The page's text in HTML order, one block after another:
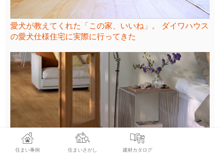
愛犬が教えてくれた「この家、いいね」。 ダイワハウス
の愛犬仕様住宅に実際に行ってきた
住まい事例 住まいさがし 建材カタログ